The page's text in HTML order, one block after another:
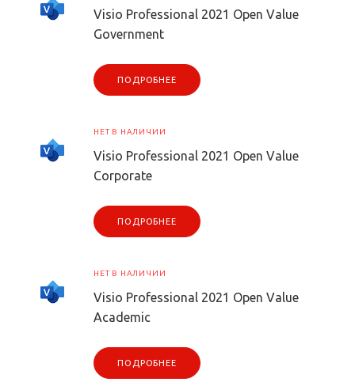
Visio Professional 2021 Open Value
Government
ПОДРОБНЕЕ
НЕТ В НАЛИЧИИ
Visio Professional 2021 Open Value
Corporate
ПОДРОБНЕЕ
НЕТ В НАЛИЧИИ
Visio Professional 2021 Open Value
Academic
ПОДРОБНЕЕ